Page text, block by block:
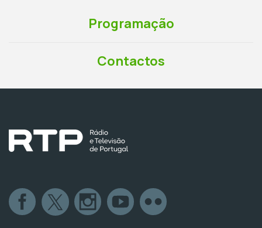
Programação
Contactos